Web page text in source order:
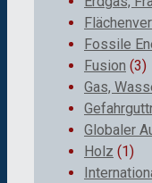
Fossile
Fusion (3)
Gas,
Globaler
Holz (1)